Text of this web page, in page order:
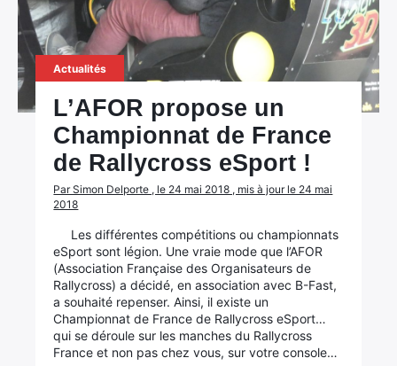
Actualités
L’AFOR propose un
Championnat de France
de Rallycross eSport !
Par Simon Delporte , le 24 mai 2018 , mis à jour le 24 mai
2018
Les différentes compétitions ou championnats
eSport sont légion. Une vraie mode que l’AFOR
(Association Française des Organisateurs de
Rallycross) a décidé, en association avec B-Fast,
a souhaité repenser. Ainsi, il existe un
Championnat de France de Rallycross eSport…
qui se déroule sur les manches du Rallycross
France et non pas chez vous, sur votre console…